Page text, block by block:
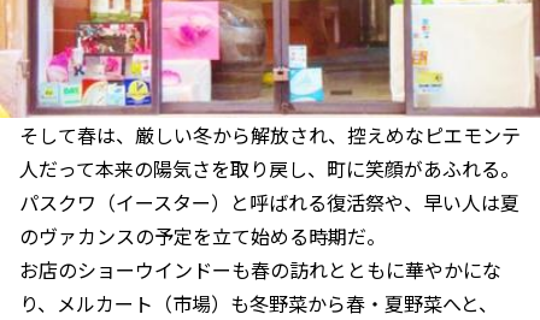
そして春は、厳しい冬から解放され、控えめなピエモンテ
人だって本来の陽気さを取り戻し、町に笑顔があふれる。
パスクワ（イースター）と呼ばれる復活祭や、早い人は夏
のヴァカンスの予定を立て始める時期だ。
お店のショーウインドーも春の訪れとともに華やかにな
り、メルカート（市場）も冬野菜から春・夏野菜へと、